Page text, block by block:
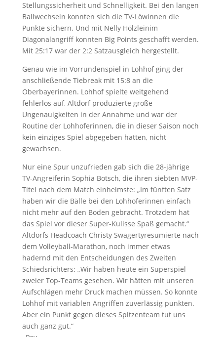
Stellungssicherheit und Schnelligkeit. Bei den langen
Ballwechseln konnten sich die TV-Löwinnen die
Punkte sichern. Und mit Nelly Hölzleinim
Diagonalangriff konnten Big Points geschafft werden.
Mit 25:17 war der 2:2 Satzausgleich hergestellt.
Genau wie im Vorrundenspiel in Lohhof ging der
anschließende Tiebreak mit 15:8 an die
Oberbayerinnen. Lohhof spielte weitgehend
fehlerlos auf, Altdorf produzierte große
Ungenauigkeiten in der Annahme und war der
Routine der Lohhoferinnen, die in dieser Saison noch
kein einziges Spiel abgegeben hatten, nicht
gewachsen.
Nur eine Spur unzufrieden gab sich die 28-jährige
TV-Angreiferin Sophia Botsch, die ihren siebten MVP-
Titel nach dem Match einheimste: „Im fünften Satz
haben wir die Bälle bei den Lohhoferinnen einfach
nicht mehr auf den Boden gebracht. Trotzdem hat
das Spiel vor dieser Super-Kulisse Spaß gemacht.“
Altdorfs Headcoach Christy Swagertyresümierte nach
dem Volleyball-Marathon, noch immer etwas
hadernd mit den Entscheidungen des Zweiten
Schiedsrichters: „Wir haben heute ein Superspiel
zweier Top-Teams gesehen. Wir hätten mit unseren
Aufschlägen mehr Druck machen müssen. So konnte
Lohhof mit variablen Angriffen zuverlässig punkten.
Aber ein Punkt gegen dieses Spitzenteam tut uns
auch ganz gut.“